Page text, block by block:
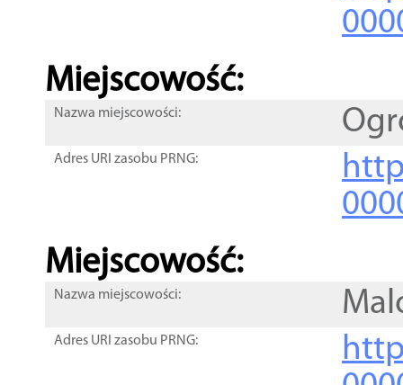
Miejscowość:
Nazwa miejscowości:
Adres URI zasobu PRNG:
Miejscowość:
Nazwa miejscowości:
Adres URI zasobu PRNG: